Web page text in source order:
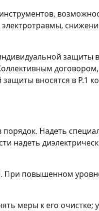
защиты
вносятся в P.1
Надеть
надеть
При повышенном
меры к его очистке;